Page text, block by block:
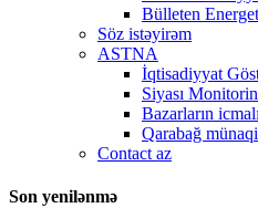
Bülleten
Söz istəyirəm
ASTNA
İqtisadiyyat
Siyası
Bazarların icmalı
Qarabağ
Contact az
Son yenilənmə